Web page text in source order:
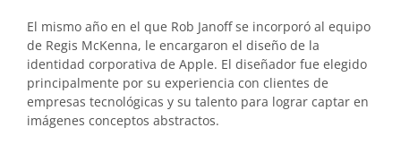
El mismo año en el que Rob Janoff se incorporó al equipo
de Regis McKenna, le encargaron el diseño de la
identidad corporativa de Apple. El diseñador fue elegido
principalmente por su experiencia con clientes de
empresas tecnológicas y su talento para lograr captar en
imágenes conceptos abstractos.